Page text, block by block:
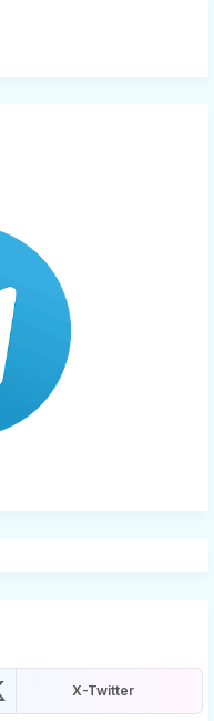
X-Twitter